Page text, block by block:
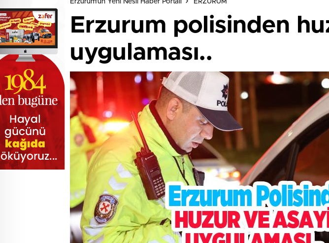
Erzurum'un Yeni Nesil Haber Portalı ERZURUM
Erzurum polisinden
uygulaması..